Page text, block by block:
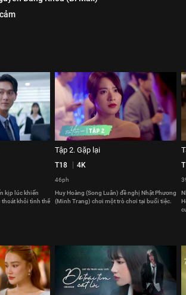
kịp lúc khiến
thoát khỏi tình thế
Tập 2. Gặp lại
T18 4K
46ph
Huy Hoàng (Song Luân) đề nghị Nhật Phương
(Minh Trang) chơi một trò chơi tại buổi tiệc.